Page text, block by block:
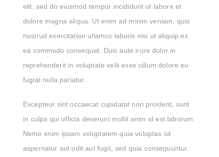
elit, sed do eiusmod tempor incididunt ut labore et
dolore magna aliqua. Ut enim ad minim veniam, quis
nostrud exercitation ullamco laboris nisi ut aliquip ex
ea commodo consequat. Duis aute irure dolor in
reprehenderit in voluptate velit esse cillum dolore eu
fugiat nulla pariatur.
Excepteur sint occaecat cupidatat non proident, sunt
in culpa qui officia deserunt mollit anim id est laborum.
Nemo enim ipsam voluptatem quia voluptas sit
aspernatur aut odit aut fugit, sed quia consequuntur.